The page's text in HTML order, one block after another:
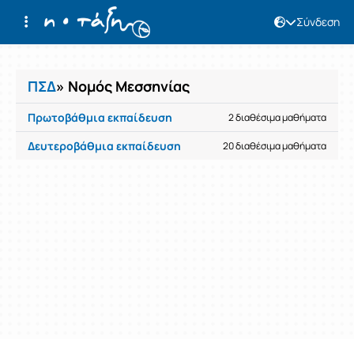
Σύνδεση
Μαθήματα
ΠΣΔ» Νομός Μεσσηνίας
Πρωτοβάθμια εκπαίδευση 2 διαθέσιμα μαθήματα
Δευτεροβάθμια εκπαίδευση 20 διαθέσιμα μαθήματα